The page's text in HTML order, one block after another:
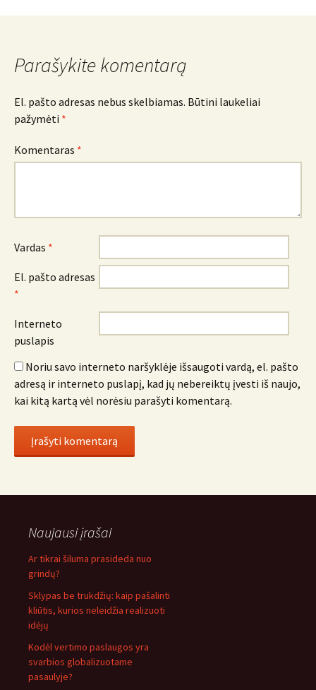
Parašykite komentarą
El. pašto adresas nebus skelbiamas. Būtini laukeliai
pažymėti *
Komentaras *
Vardas *
El. pašto adresas
*
Interneto
puslapis
Noriu savo interneto naršyklėje išsaugoti vardą, el. pašto
adresą ir interneto puslapį, kad jų nebereiktų įvesti iš naujo,
kai kitą kartą vėl norėsiu parašyti komentarą.
Naujausi įrašai
Ar tikrai šiluma prasideda nuo
grindų?
Sklypas be trukdžių: kaip pašalinti
kliūtis, kurios neleidžia realizuoti
idėjų
Kodėl vertimo paslaugos yra
svarbios globalizuotame
pasaulyje?